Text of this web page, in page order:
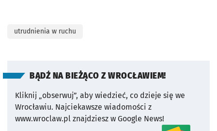
utrudnienia w ruchu
BĄDŹ NA BIEŻĄCO Z WROCŁAWIEM!
Kliknij „obserwuj”, aby wiedzieć, co dzieje się we
Wrocławiu. Najciekawsze wiadomości z
www.wroclaw.pl znajdziesz w Google News!